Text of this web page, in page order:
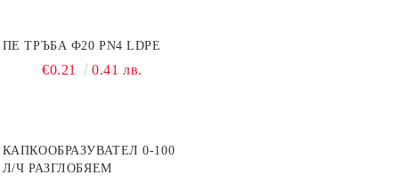
ПЕ ТРЪБА Ф20 PN4 LDPE
€0.21 0.41 лв.
КАПКООБРАЗУВАТЕЛ 0-100
Л/Ч РАЗГЛОБЯЕМ